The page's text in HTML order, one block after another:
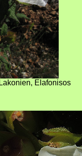
Elafonisos